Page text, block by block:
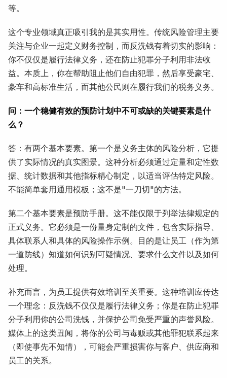
等。
这个专业领域真正吸引我的是其实用性。传统风险管理主要
关注与企业一起定义财务控制，而反洗钱有着切实的影响：
你不仅仅是履行法律义务，还在防止犯罪分子利用非法收
益。本质上，你在帮助阻止他们自由犯罪，然后享受豪宅、
豪车和高标准生活，而其他公民则在履行我们的税务义务。
问：一个稳健有效的预防计划中不可或缺的关键要素是什
么？
答：有两个基本要素。第一个是义务主体的风险分析，它提
供了实际情况的真实图景。这种分析必须通过定量和定性数
据、统计数据和其他指标精心制定，以适当评估特定风险。
不能简单套用通用模板；这不是"一刀切"的方法。
第二个基本要素是预防手册。这不能仅限于列举法律规定的
正式义务。它必须是一份量身定制的文件，包含实际指导、
具体联系人和具体的风险操作示例。目的是让员工（作为第
一道防线）知道如何识别可疑情况、要求什么文件以及如何
处理。
补充而言，为员工提供有效培训至关重要。这种培训应传达
一个理念：反洗钱不仅仅是履行法律义务；你是在防止犯罪
分子利用你的公司洗钱，并保护公司免受严重的声誉风险。
媒体上的这类丑闻，将你的公司与毒贩或其他罪犯联系起来
（即使事先不知情），可能会严重损害你与客户、供应商和
员工的关系。